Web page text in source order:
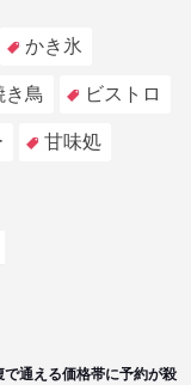
かき氷
き鳥 ビストロ
甘味処
通える価格帯に予約が殺